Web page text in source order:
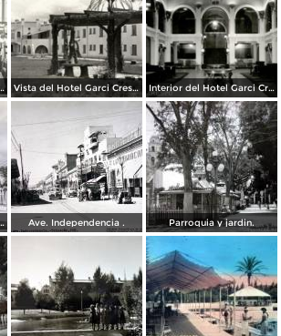
Garci Crespo Vista del Hotel Garci Crespo Interior del Hotel Garci Crespo
( Circulada el 23 de Enero de 1940 ). Ave. Independencia . Parroquia y jardin.